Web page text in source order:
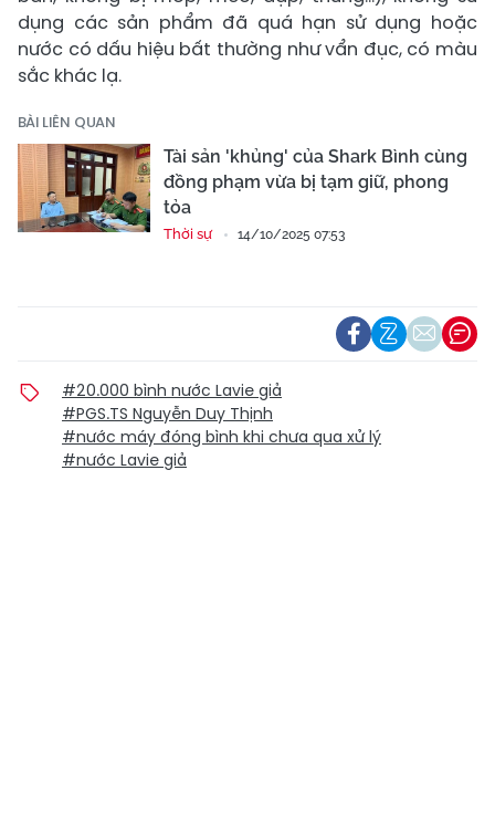
dụng các sản phẩm đã quá hạn sử dụng hoặc
nước có dấu hiệu bất thường như vẩn đục, có màu
sắc khác lạ.
BÀI LIÊN QUAN
Tài sản 'khủng' của Shark Bình cùng
đồng phạm vừa bị tạm giữ, phong
tỏa
Thời sự 14/10/2025 07:53
#20.000 bình nước Lavie giả
#PGS.TS Nguyễn Duy Thịnh
#nước máy đóng bình khi chưa qua xử lý
#nước Lavie giả